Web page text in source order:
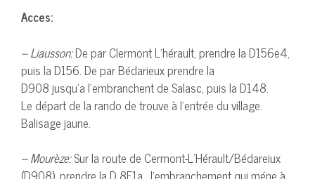
Acces:
– Liausson:De par Clermont L’hérault, prendre la D156e4,
puis la D156. De par Bédarieux prendre la
D908 jusqu’a l’embranchent de Salasc, puis la D148.
Le départ de la rando de trouve à l’entrée du village.
Balisage jaune.
– Mourèze:Sur la route de Cermont-L’Hérault/Bédareiux